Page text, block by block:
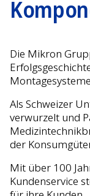
Die Mikron
Als Schweizer
verwurzelt und
der
Mit über 100
Kundenservice